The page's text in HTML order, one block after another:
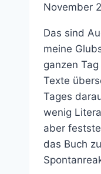
November
Das sind
meine
ganzen
Texte
Tages
wenig
aber
das Buch